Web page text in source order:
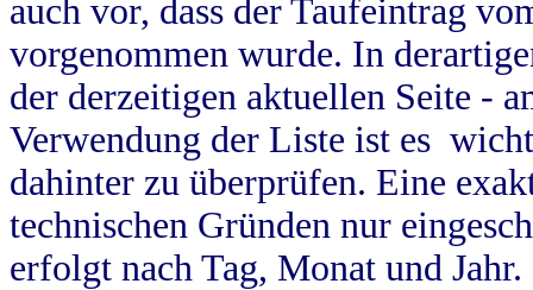
auch vor, dass der Taufeintrag
vorgenommen wurde. In
der derzeitigen aktuellen Seite -
Verwendung der Liste ist es
dahinter zu überprüfen. Eine
technischen Gründen nur
erfolgt nach Tag, Monat und Jahr.